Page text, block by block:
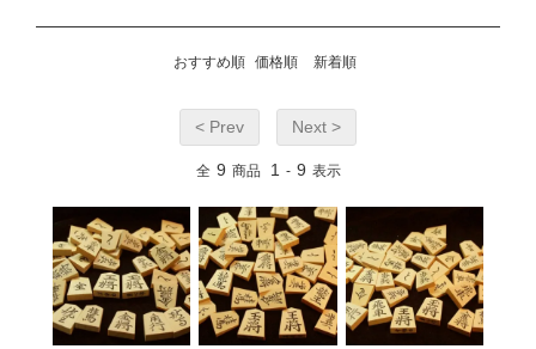
おすすめ順 価格順 新着順
< Prev Next >
全 9 商品 1 - 9 表示